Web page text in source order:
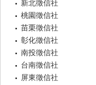
新北徵信社
桃園徵信社
苗栗徵信社
彰化徵信社
南投徵信社
台南徵信社
屏東徵信社